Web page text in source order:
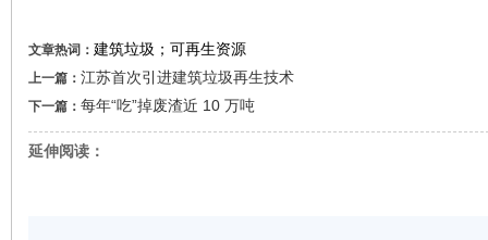
文章热词： 建筑垃圾；可再生资源
上一篇： 江苏首次引进建筑垃圾再生技术
下一篇： 每年“吃”掉废渣近 10 万吨
延伸阅读：